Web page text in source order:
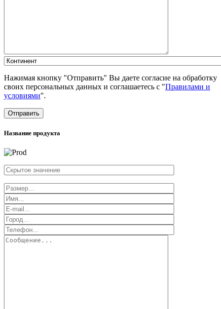
Нажимая кнопку "Отправить" Вы даете согласие на обработку
своих персональных данных и соглашаетесь с "Правилами и
условиями".
Отправить
Название продукта